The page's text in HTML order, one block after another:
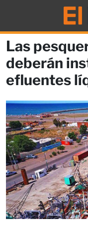
Las
deberán
efluentes